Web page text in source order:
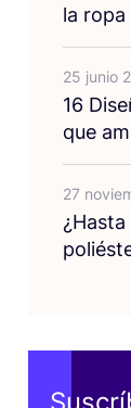
la
25 junio
16
que
27